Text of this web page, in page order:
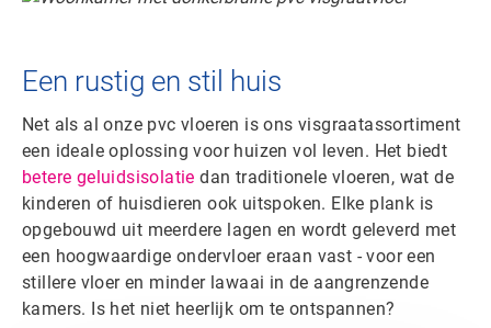
Een rustig en stil huis
Net als al onze pvc vloeren is ons visgraatassortiment
een ideale oplossing voor huizen vol leven. Het biedt
betere geluidsisolatie dan traditionele vloeren, wat de
kinderen of huisdieren ook uitspoken. Elke plank is
opgebouwd uit meerdere lagen en wordt geleverd met
een hoogwaardige ondervloer eraan vast - voor een
stillere vloer en minder lawaai in de aangrenzende
kamers. Is het niet heerlijk om te ontspannen?